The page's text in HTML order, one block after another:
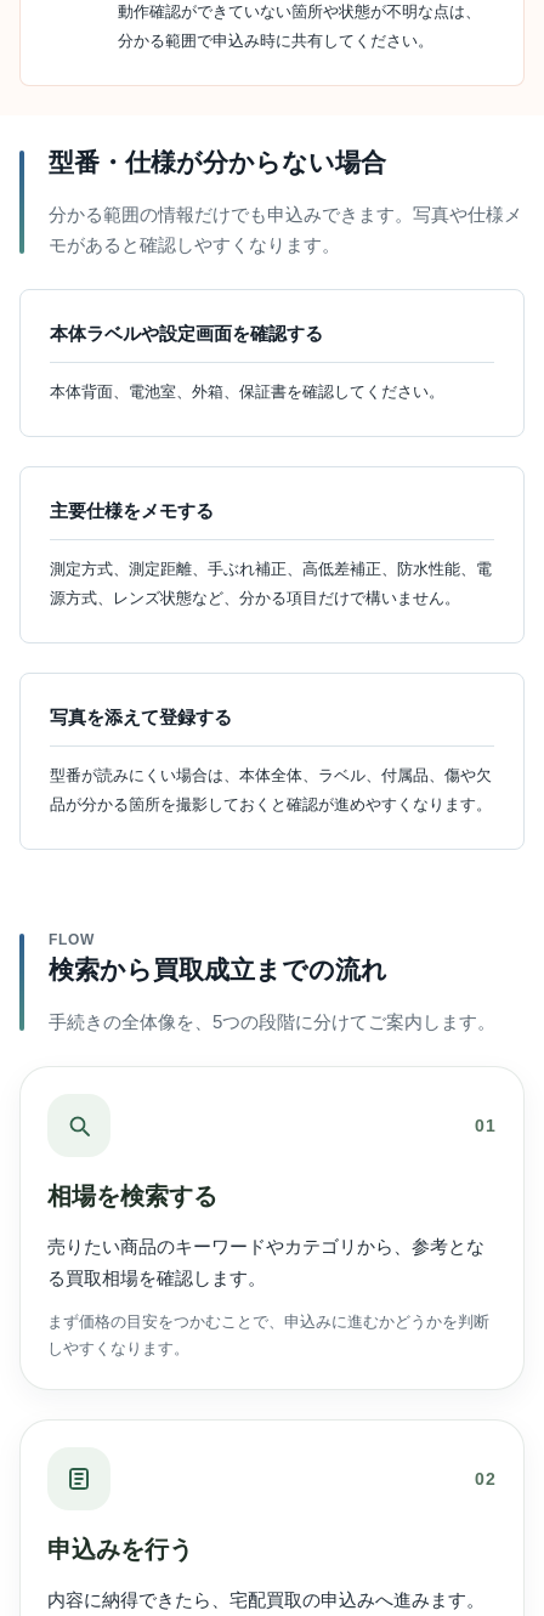
動作確認ができていない箇所や状態が不明な点は、
分かる範囲で申込み時に共有してください。
型番・仕様が分からない場合
分かる範囲の情報だけでも申込みできます。写真や仕様メ
モがあると確認しやすくなります。
本体ラベルや設定画面を確認する
本体背面、電池室、外箱、保証書を確認してください。
主要仕様をメモする
測定方式、測定距離、手ぶれ補正、高低差補正、防水性能、電
源方式、レンズ状態など、分かる項目だけで構いません。
写真を添えて登録する
型番が読みにくい場合は、本体全体、ラベル、付属品、傷や欠
品が分かる箇所を撮影しておくと確認が進めやすくなります。
FLOW
検索から買取成立までの流れ
手続きの全体像を、5つの段階に分けてご案内します。
01
相場を検索する
売りたい商品のキーワードやカテゴリから、参考とな
る買取相場を確認します。
まず価格の目安をつかむことで、申込みに進むかどうかを判断
しやすくなります。
02
申込みを行う
内容に納得できたら、宅配買取の申込みへ進みます。